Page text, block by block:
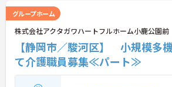
グループホーム
株式会社アクタガワハートフルホーム小鹿公園前
【静岡市／駿河区】 小規模多
て介護職員募集≪パート≫